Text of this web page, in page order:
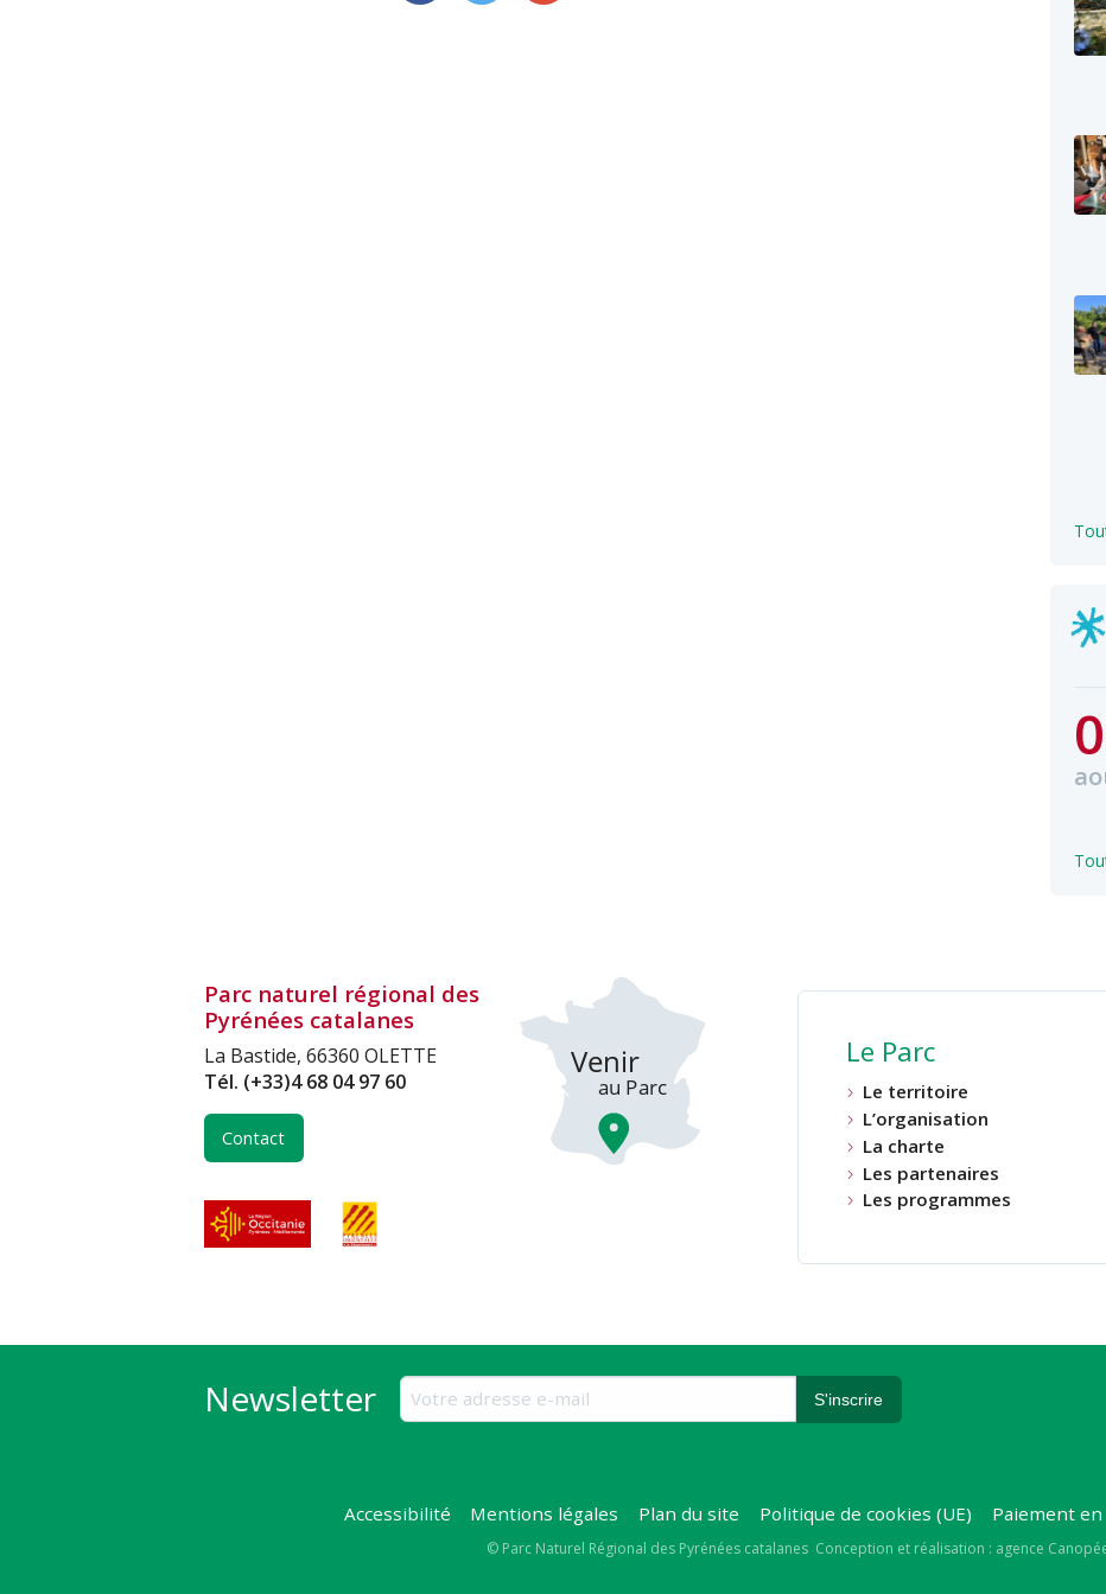
Parc naturel régional des
Pyrénées catalanes
La Bastide, 66360 OLETTE
Tél. (+33)4 68 04 97 60
Contact
Le Parc
Le territoire
L’organisation
La charte
Les partenaires
Les programmes
Newsletter
Accessibilité Mentions légales Plan du site Politique de cookies (UE) Paiement
Copyright
© Parc Naturel Régional des Pyrénées catalanes Conception et réalisation : agence